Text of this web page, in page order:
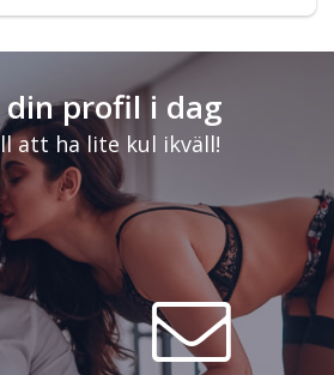
din profil i dag
att ha lite kul ikväll!